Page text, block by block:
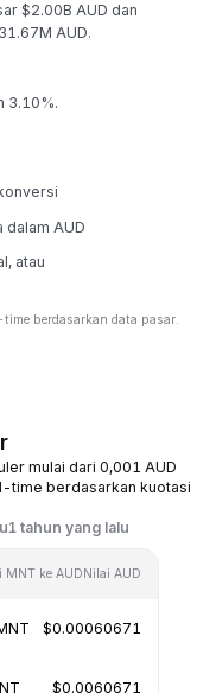
$2.00B AUD dan
AUD.
3.10%.
dalam AUD
atau
berdasarkan data pasar.
mulai dari 0,001 AUD
time berdasarkan kuotasi
1 tahun yang lalu
MNT ke AUDNilai AUD
$0.00060671
$0.0060671